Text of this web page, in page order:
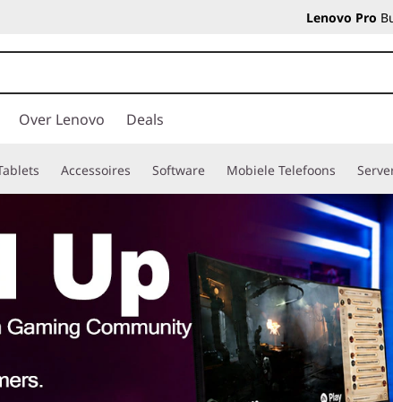
Lenovo Pro
Over Lenovo Deals
Accessoires Software Mobiele Telefoons